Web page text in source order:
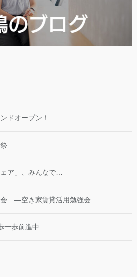
ドオープン！
ア」、みんなで…
会 ―空き家賃貸活用勉強会
一歩前進中